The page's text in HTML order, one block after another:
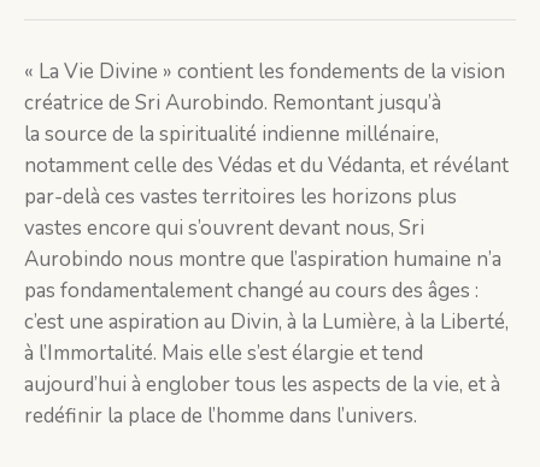
« La Vie Divine » contient les fondements de la vision
créatrice de Sri Aurobindo. Remontant jusqu’à
la source de la spiritualité indienne millénaire,
notamment celle des Védas et du Védanta, et révélant
par-delà ces vastes territoires les horizons plus
vastes encore qui s’ouvrent devant nous, Sri
Aurobindo nous montre que l’aspiration humaine n’a
pas fondamentalement changé au cours des âges :
c’est une aspiration au Divin, à la Lumière, à la Liberté,
à l’Immortalité. Mais elle s’est élargie et tend
aujourd’hui à englober tous les aspects de la vie, et à
redéfinir la place de l’homme dans l’univers.